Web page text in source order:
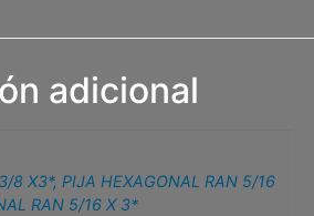
adicional
8 X3*,PIJA HEXAGONAL RAN 5/16
RAN 5/16 X 3*